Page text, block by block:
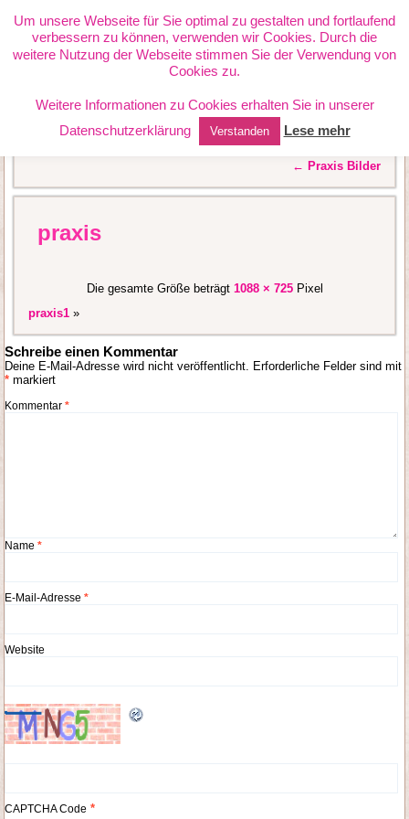
PHYSIOTHERAPIE JANETTE
RICHTER
← Praxis Bilder
praxis
Die gesamte Größe beträgt 1088 × 725Pixel
praxis1 »
Schreibe einen Kommentar
Deine E-Mail-Adresse wird nicht veröffentlicht. Erforderliche Felder sind mit
* markiert
Kommentar*
Name*
E-Mail-Adresse*
Website
CAPTCHA Code *
Um unsere Webseite für Sie optimal zu gestalten und fortlaufend
verbessern zu können, verwenden wir Cookies. Durch die
weitere Nutzung der Webseite stimmen Sie der Verwendung von
Cookies zu.
Weitere Informationen zu Cookies erhalten Sie in unserer
Datenschutzerklärung
Verstanden Lese mehr